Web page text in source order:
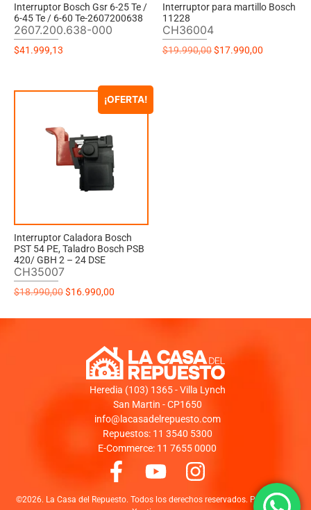
Interruptor Bosch Gsr 6-25 Te /
6-45 Te / 6-60 Te-2607200638
2607.200.638-000
$41.999,13
Interruptor para martillo Bosch
11228
CH36004
$19.990,00$17.990,00
¡OFERTA!
Interruptor Caladora Bosch
PST 54 PE, Taladro Bosch PSB
420/ GBH 2 – 24 DSE
CH35007
$18.990,00$16.990,00
Heredia (103) 1365 - Villa Lynch
San Martin - CP1650
info@lacasadelrepuesto.com
Repuestos: 11 3540 5300
E-Commerce: 11 7655 0000
©2026. La Casa del Repuesto. Todos los derechos reservados. Powered by: